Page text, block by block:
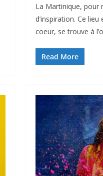
La Martinique, pour
d’inspiration. Ce
coeur, se trouve à
Read More